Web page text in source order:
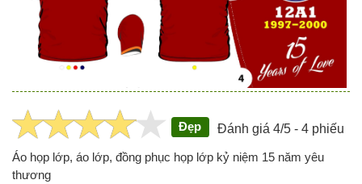
Đẹp Đánh giá 4/5 - 4 phiếu
Áo họp lớp, áo lớp, đồng phục họp lớp kỷ niệm 15 năm yêu
thương